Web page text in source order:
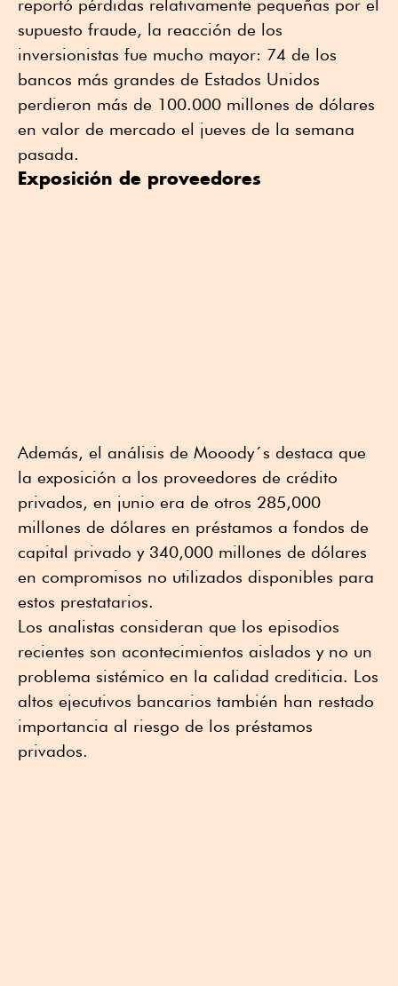
reportó pérdidas relativamente pequeñas por el
supuesto fraude, la reacción de los
inversionistas fue mucho mayor: 74 de los
bancos más grandes de Estados Unidos
perdieron más de 100.000 millones de dólares
en valor de mercado el jueves de la semana
pasada.
Exposición de proveedores
Además, el análisis de Mooody´s destaca que
la exposición a los proveedores de crédito
privados, en junio era de otros 285,000
millones de dólares en préstamos a fondos de
capital privado y 340,000 millones de dólares
en compromisos no utilizados disponibles para
estos prestatarios.
Los analistas consideran que los episodios
recientes son acontecimientos aislados y no un
problema sistémico en la calidad crediticia. Los
altos ejecutivos bancarios también han restado
importancia al riesgo de los préstamos
privados.